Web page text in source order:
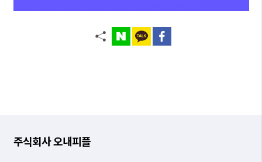
주식회사 오내피플